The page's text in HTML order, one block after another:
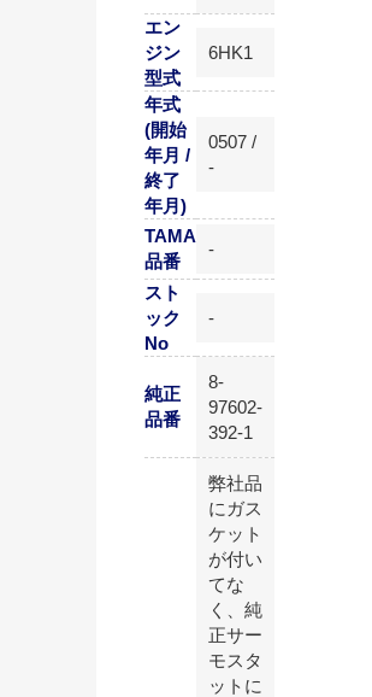
エン
ジン
型式
6HK1
年式
(開始
年月 /
終了
年月)
0507 /
-
TAMA
品番
-
スト
ック
No
-
純正
品番
8-
97602-
392-1
弊社品
にガス
ケット
が付い
てな
く、純
正サー
モスタ
ットに